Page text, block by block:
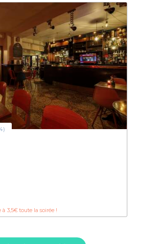
3,5€ toute la soirée !